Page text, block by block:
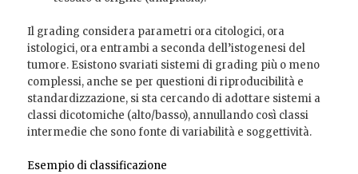
Il grading considera parametri ora citologici, ora
istologici, ora entrambi a seconda dell’istogenesi del
tumore. Esistono svariati sistemi di grading più o meno
complessi, anche se per questioni di riproducibilità e
standardizzazione, si sta cercando di adottare sistemi a
classi dicotomiche (alto/basso), annullando così classi
intermedie che sono fonte di variabilità e soggettività.
Esempio di classificazione